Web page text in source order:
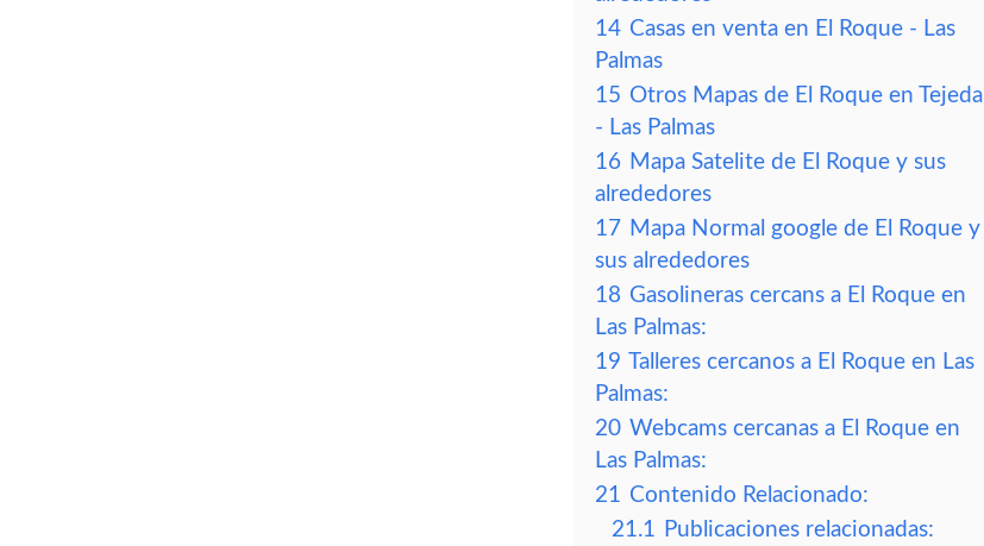
14 Casas en venta en El Roque - Las
Palmas
15 Otros Mapas de El Roque en Tejeda
- Las Palmas
16 Mapa Satelite de El Roque y sus
alrededores
17 Mapa Normal google de El Roque y
sus alrededores
18 Gasolineras cercans a El Roque en
Las Palmas:
19 Talleres cercanos a El Roque en Las
Palmas:
20 Webcams cercanas a El Roque en
Las Palmas:
21 Contenido Relacionado:
21.1 Publicaciones relacionadas: